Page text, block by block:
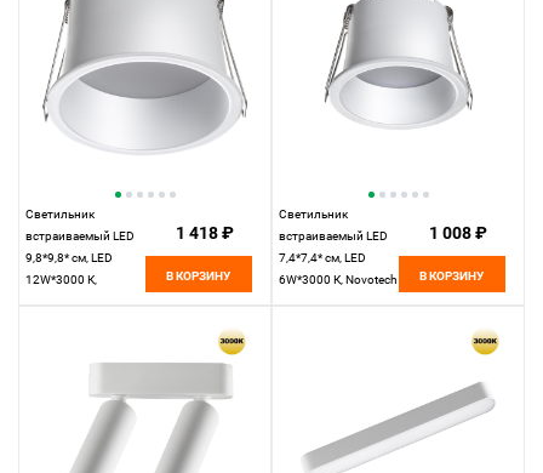
Светильник
встраиваемый LED
9,8*9,8* см, LED
12W*3000 К,
1 418 ₽
В КОРЗИНУ
Светильник
встраиваемый LED
7,4*7,4* см, LED
6W*3000 К, Novotech
1 008 ₽
В КОРЗИНУ